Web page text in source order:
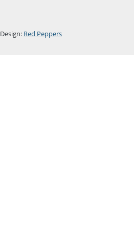
Design: Red Peppers